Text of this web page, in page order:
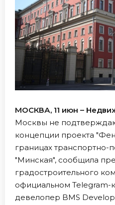
МОСКВА, 11 июн –
Москвы не
концепции проекта
границах транспортно-
"Минская", сообщила
градостроительного
официальном Telegram-
девелопер BMS